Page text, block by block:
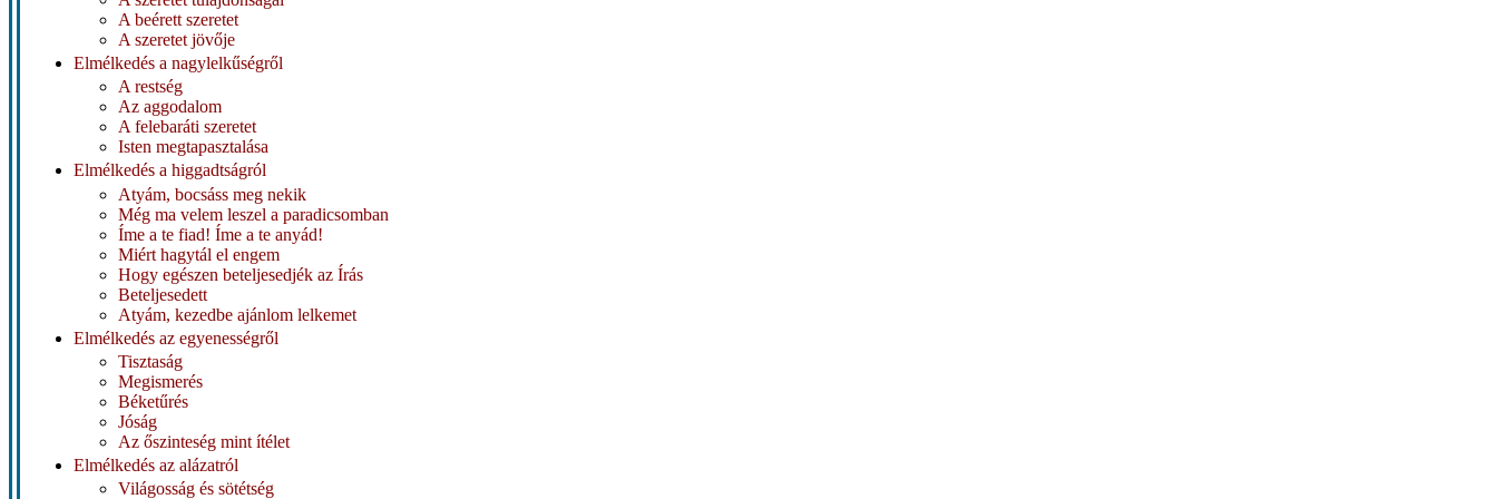
A beérett szeretet
A szeretet jövője
Elmélkedés a nagylelkűségről
A restség
Az aggodalom
A felebaráti szeretet
Isten megtapasztalása
Elmélkedés a higgadtságról
Atyám, bocsáss meg nekik
Még ma velem leszel a paradicsomban
Íme a te fiad! Íme a te anyád!
Miért hagytál el engem
Hogy egészen beteljesedjék az Írás
Beteljesedett
Atyám, kezedbe ajánlom lelkemet
Elmélkedés az egyenességről
Tisztaság
Megismerés
Béketűrés
Jóság
Az őszinteség mint ítélet
Elmélkedés az alázatról
Világosság és sötétség